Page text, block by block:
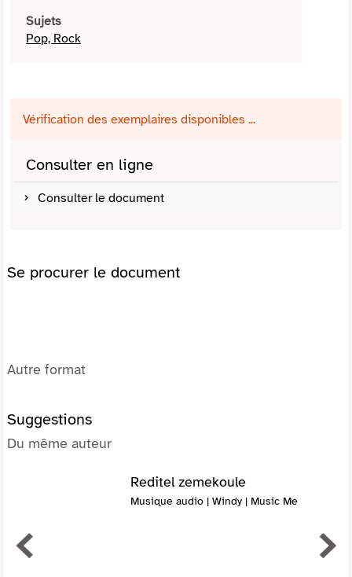
Sujets
Pop, Rock
Vérification des exemplaires disponibles ...
Consulter en ligne
Consulter le document
Se procurer le document
Autre format
Suggestions
Du même auteur
Reditel zemekoule
Musique audio | Windy | Music Me